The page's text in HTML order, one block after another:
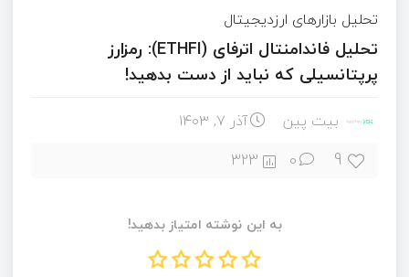
تحلیل بازارهای ارزدیجیتال
تحلیل فاندامنتال اترفای (ETHFI): رمزارز
پرپتانسیلی که نباید از دست بدهید!
بیت پین آذر ۷, ۱۴۰۳
9
0
323
به این نوشته امتیاز بدهید!